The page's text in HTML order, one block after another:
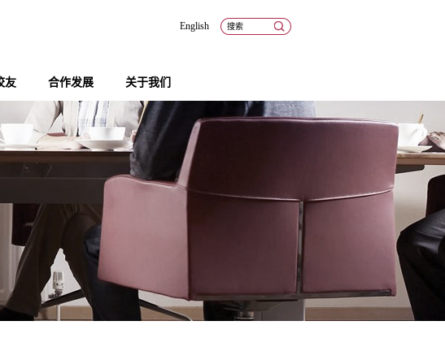
友 合作发展 关于我们
English